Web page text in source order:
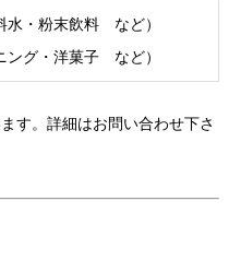
水・粉末飲料 など）
ング・洋菓子 など）
す。詳細はお問い合わせ下さ